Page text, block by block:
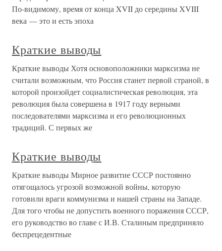
По-видимому, время от конца XVII до середины XVIII
века — это и есть эпоха
Краткие выводы
Краткие выводы Хотя основоположники марксизма не
считали возможным, что Россия станет первой страной, в
которой произойдет социалистическая революция, эта
революция была совершена в 1917 году верными
последователями марксизма и его революционных
традиций. С первых же
Краткие выводы
Краткие выводы Мирное развитие СССР постоянно
отягощалось угрозой возможной войны, которую
готовили враги коммунизма и нашей страны на Западе.
Для того чтобы не допустить военного поражения СССР,
его руководство во главе с И.В. Сталиным предприняло
беспрецедентные